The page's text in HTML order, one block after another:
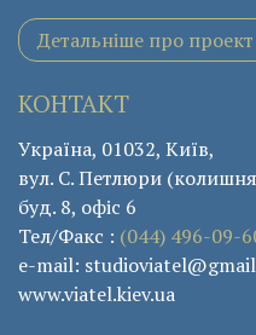
Детальніше про проект
КОНТАКТ
Україна, 01032, Київ,
вул. С. Петлюри
буд. 8, офіс 6
Тел/Факс : (044) 496-09-
e-mail:
www.viatel.kiev.ua